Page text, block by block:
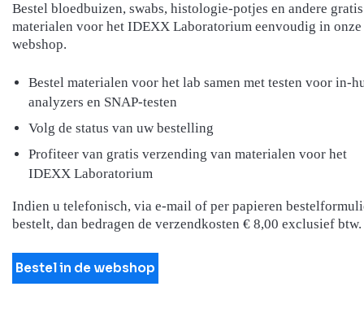
Bestel bloedbuizen, swabs, histologie-potjes en andere gratis
materialen voor het IDEXX Laboratorium eenvoudig in onze
webshop.
Bestel materialen voor het lab samen met testen voor in-
analyzers en SNAP-testen
Volg de status van uw bestelling
Profiteer van gratis verzending van materialen voor het
IDEXX Laboratorium
Indien u telefonisch, via e-mail of per papieren
bestelt, dan bedragen de verzendkosten € 8,00 exclusief btw.
Bestel in de webshop